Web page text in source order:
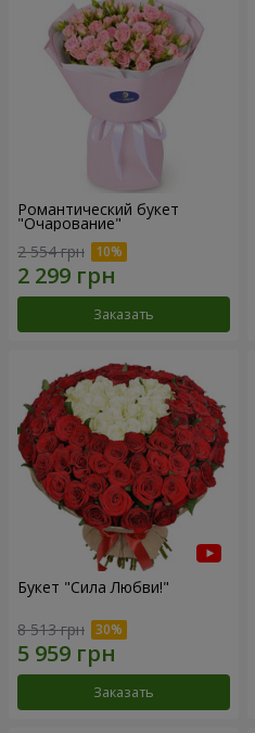
Романтический букет
"Очарование"
2 554 грн
Заказать
Букет "Сила Любви!"
8 513 грн
Заказать